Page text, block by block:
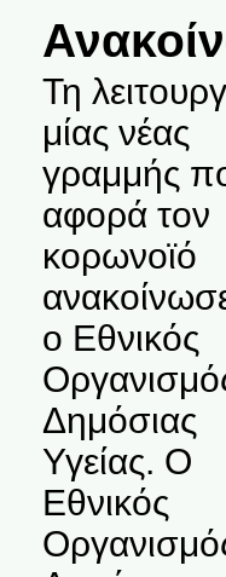
Τη
μίας νέας
γραμμής
αφορά τον
κορωνοϊό
ο Εθνικός
Δημόσιας
Υγείας. Ο
Εθνικός